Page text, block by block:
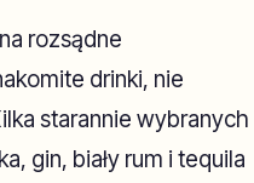
rozsądne
drinki, nie
starannie wybranych
gin, biały rum i tequila